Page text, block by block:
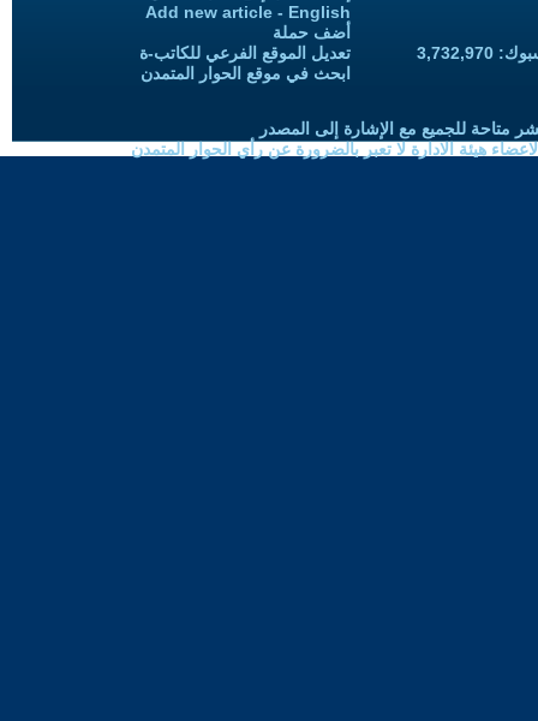
Add new article - English
أضف حملة
تعديل الموقع الفرعي للكاتب-ة
ابحث في موقع الحوار المتمدن
متاحة للجميع مع الإشارة إلى المصدر
هيئة الادارة لا تعبر بالضرورة عن رأي الحوار المتمدن